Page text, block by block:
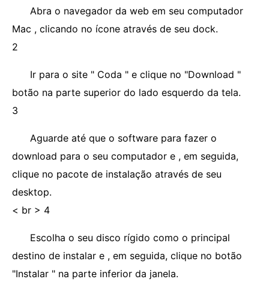
Abra o navegador da web em seu computador
Mac , clicando no ícone através de seu dock.
2
Ir para o site " Coda " e clique no "Download "
botão na parte superior do lado esquerdo da tela.
3
Aguarde até que o software para fazer o
download para o seu computador e , em seguida,
clique no pacote de instalação através de seu
desktop.
< br > 4
Escolha o seu disco rígido como o principal
destino de instalar e , em seguida, clique no botão
"Instalar " na parte inferior da janela.